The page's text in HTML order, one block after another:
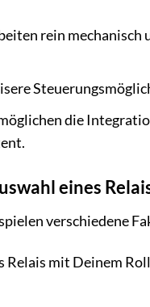
rein mechanisch
die
eines
verschiedene
Relais mit Deinem